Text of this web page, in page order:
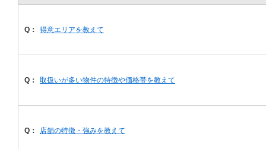
Q： 得意エリアを教えて
Q： 取扱いが多い物件の特徴や価格帯を教えて
Q： 店舗の特徴・強みを教えて